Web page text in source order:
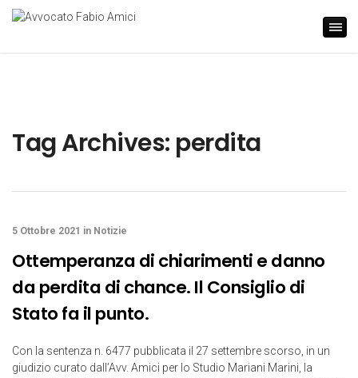
Tag Archives: perdita
5 Ottobre 2021 in Notizie
Ottemperanza di chiarimenti e danno
da perdita di chance. Il Consiglio di
Stato fa il punto.
Con la sentenza n. 6477 pubblicata il 27 settembre scorso, in un
giudizio curato dall’Avv. Amici per lo Studio Mariani Marini, la